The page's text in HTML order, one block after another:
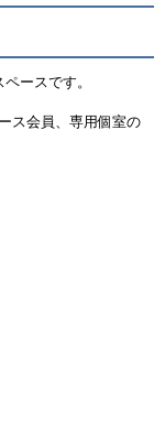
ースです。
ス会員、専用個室の